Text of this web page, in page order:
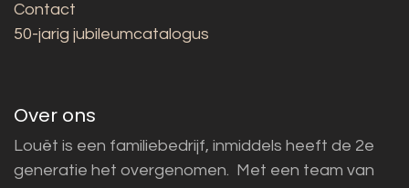
Contact
50-jarig jubileumcatalogus
Over ons
Louët is een familiebedrijf, inmiddels heeft de 2e
generatie het overgenomen. Met een team van